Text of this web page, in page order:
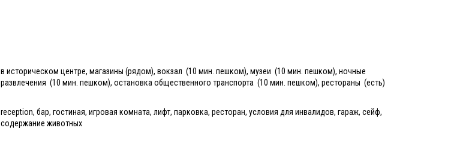
в историческом центре, магазины (рядом), вокзал (10 мин. пешком), музеи (10 мин. пешком), ночные
развлечения (10 мин. пешком), остановка общественного транспорта (10 мин. пешком), рестораны (есть)
reception, бар, гостиная, игровая комната, лифт, парковка, ресторан, условия для инвалидов, гараж, сейф,
содержание животных